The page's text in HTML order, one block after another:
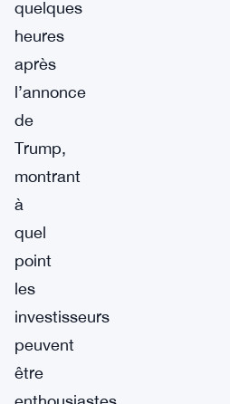
quelques
heures
après
l’annonce
de
Trump,
montrant
à
quel
point
les
investisseurs
peuvent
être